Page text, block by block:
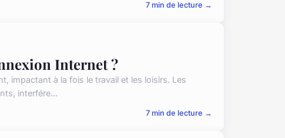
7 min de lecture →
Internet ?
impactant à la fois le travail et les loisirs. Les
interfére...
7 min de lecture →